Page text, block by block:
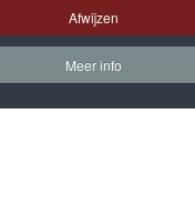
Afwijzen
Meer info